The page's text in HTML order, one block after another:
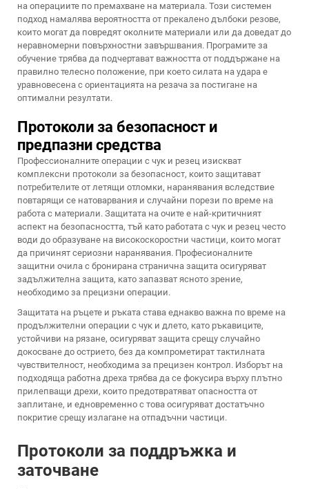
на операциите по премахване на материала. Този системен
подход намалява вероятността от прекалено дълбоки резове,
които могат да повредят околните материали или да доведат до
неравномерни повърхностни завършвания. Програмите за
обучение трябва да подчертават важността от поддържане на
правилно телесно положение, при което силата на удара е
уравновесена с ориентацията на резача за постигане на
оптимални резултати.
Протоколи за безопасност и
предпазни средства
Профессионалните операции с чук и резец изискват
комплексни протоколи за безопасност, които защитават
потребителите от летящи отломки, наранявания вследствие
повтарящи се натоварвания и случайни порези по време на
работа с материали. Защитата на очите е най-критичният
аспект на безопасността, тъй като работата с чук и резец често
води до образуване на високоскоростни частици, които могат
да причинят сериозни наранявания. Професионалните
защитни очила с бронирана странична защита осигуряват
задължителна защита, като запазват ясното зрение,
необходимо за прецизни операции.
Защитата на ръцете и ръката става еднакво важна по време на
продължителни операции с чук и длето, като ръкавиците,
устойчиви на рязане, осигуряват защита срещу случайно
докосване до острието, без да компрометират тактилната
чувствителност, необходима за прецизен контрол. Изборът на
подходяща работна дреха трябва да се фокусира върху плътно
прилепващи дрехи, които предотвратяват опасността от
заплитане, и едновременно с това осигуряват достатъчно
покритие срещу излагане на отпадъчни частици.
Протоколи за поддръжка и
заточване